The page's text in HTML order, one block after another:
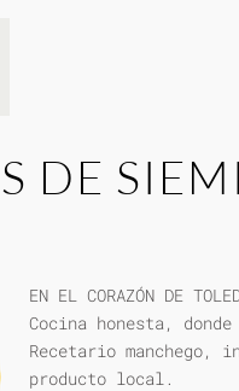
DE
EN EL CORAZÓN DE
Cocina honesta,
Recetario manchego,
producto local.